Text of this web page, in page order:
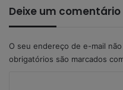
Deixe um comentário
O seu endereço de e-mail
obrigatórios são marcados